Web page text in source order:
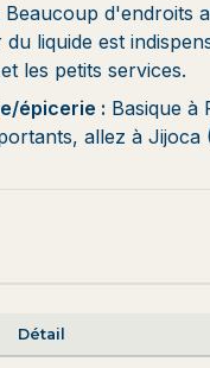
Beaucoup d'endroits
du liquide est
les petits services.
épicerie : Basique à
allez à Jijoca
Détail